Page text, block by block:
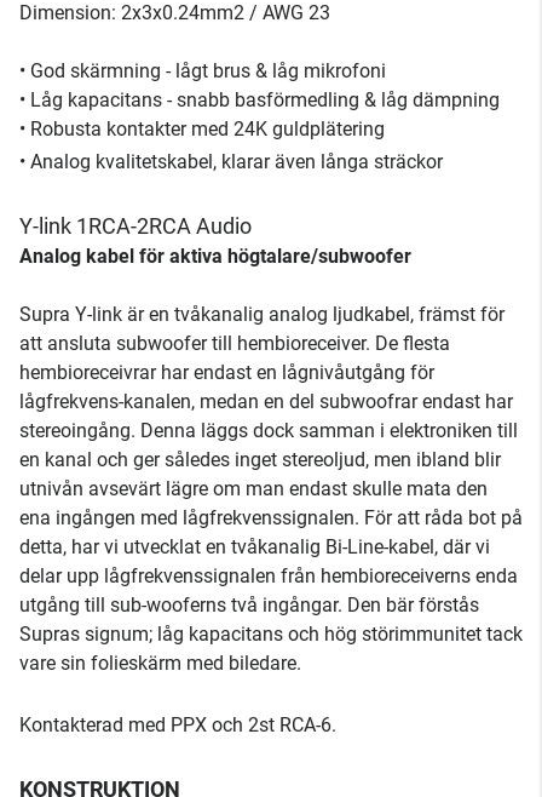
Dimension: 2x3x0.24mm2 / AWG 23
• God skärmning - lågt brus & låg mikrofoni
• Låg kapacitans - snabb basförmedling & låg dämpning
• Robusta kontakter med 24K guldplätering
• Analog kvalitetskabel, klarar även långa sträckor
Y-link 1RCA-2RCA Audio
Analog kabel för aktiva högtalare/subwoofer
Supra Y-link är en tvåkanalig analog ljudkabel, främst för
att ansluta subwoofer till hembioreceiver. De flesta
hembioreceivrar har endast en lågnivåutgång för
lågfrekvens-kanalen, medan en del subwoofrar endast har
stereoingång. Denna läggs dock samman i elektroniken till
en kanal och ger således inget stereoljud, men ibland blir
utnivån avsevärt lägre om man endast skulle mata den
ena ingången med lågfrekvenssignalen. För att råda bot på
detta, har vi utvecklat en tvåkanalig Bi-Line-kabel, där vi
delar upp lågfrekvenssignalen från hembioreceiverns enda
utgång till sub-wooferns två ingångar. Den bär förstås
Supras signum; låg kapacitans och hög störimmunitet tack
vare sin folieskärm med biledare.
Kontakterad med PPX och 2st RCA-6.
KONSTRUKTION